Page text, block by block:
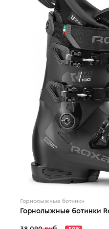
Горнолыжные ботинки
Горнолыжные ботинки